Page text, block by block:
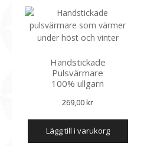
Handstickade
Pulsvärmare
100% ullgarn
269,00kr
lägg till i varukorg